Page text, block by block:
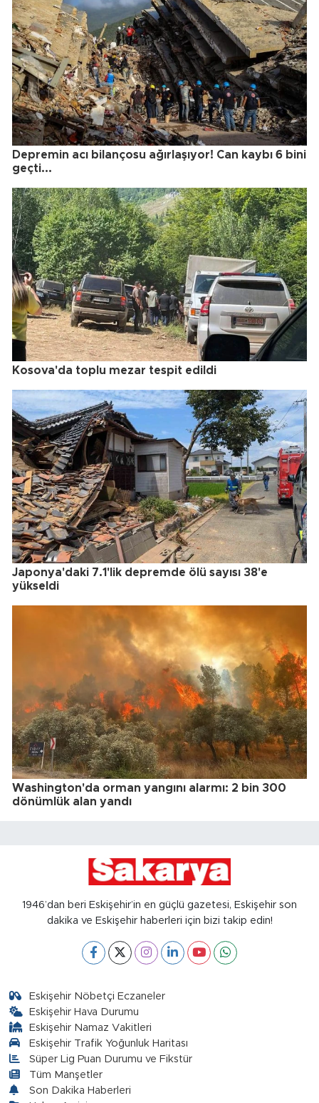
Depremin acı bilançosu ağırlaşıyor! Can kaybı 6 bini
geçti...
Kosova'da toplu mezar tespit edildi
Japonya'daki 7.1'lik depremde ölü sayısı 38'e
yükseldi
Washington'da orman yangını alarmı: 2 bin 300
dönümlük alan yandı
1946’dan beri Eskişehir’in en güçlü gazetesi, Eskişehir son
dakika ve Eskişehir haberleri için bizi takip edin!
Eskişehir Nöbetçi Eczaneler
Eskişehir Hava Durumu
Eskişehir Namaz Vakitleri
Eskişehir Trafik Yoğunluk Haritası
Süper Lig Puan Durumu ve Fikstür
Tüm Manşetler
Son Dakika Haberleri